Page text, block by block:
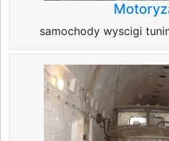
samochody wyscigi